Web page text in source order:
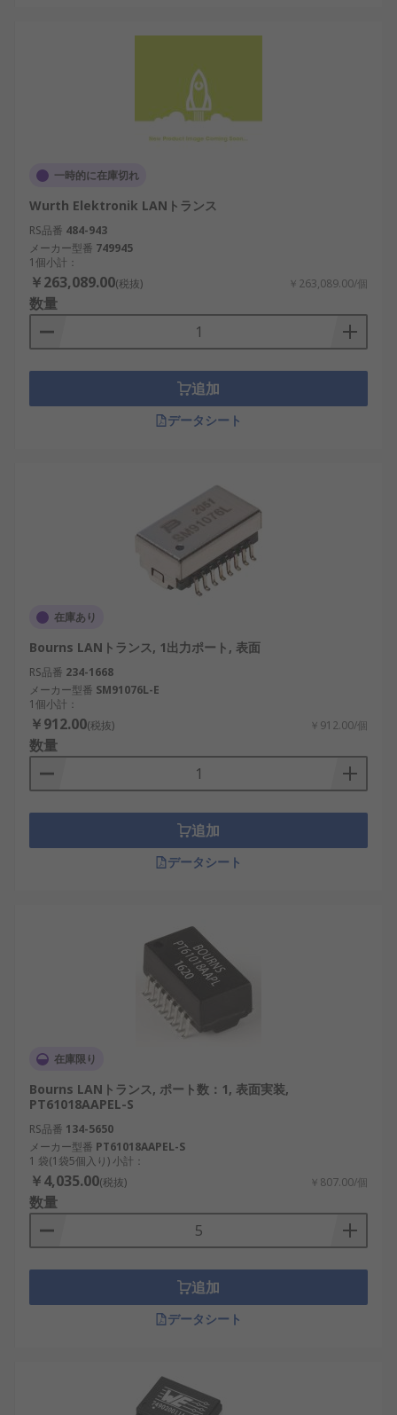
TDK：高信頼性のネットワークトランスを国
LANパルストランスは、高速で安定したデータ通信
IoT、産業用ネットワーク、AIシステムなど多くの
分野で活用されています。
LANパルストランス用RSコンポー
ネントのご紹介
RS は、日本全国で使用されているLANパルストラ
ンスのサプライヤー、販売店、製造元として世界的
に認知されています。当社の製品は、日本の最高水
準の性能と信頼性を満たすように設計されていま
す。さらに、産業用から革新的なプロジェクトま
で、さまざまな用途に対応する幅広いLANパルスト
をご覧ください。
一時的に在庫切れ
Wurth Elektronik LANトランス
RS品番 484-943
メーカー型番 749945
1個小計：
￥263,089.00(税抜) ￥263,089.00/個
数量
追加
データシート
在庫あり
Bourns LANトランス, 1出力ポート, 表面
RS品番 234-1668
メーカー型番 SM91076L-E
1個小計：
￥912.00(税抜) ￥912.00/個
数量
追加
データシート
在庫限り
Bourns LANトランス, ポート数：1, 表面実装,
PT61018AAPEL-S
RS品番 134-5650
メーカー型番 PT61018AAPEL-S
1 袋(1袋5個入り) 小計：
￥4,035.00(税抜) ￥807.00/個
数量
追加
データシート